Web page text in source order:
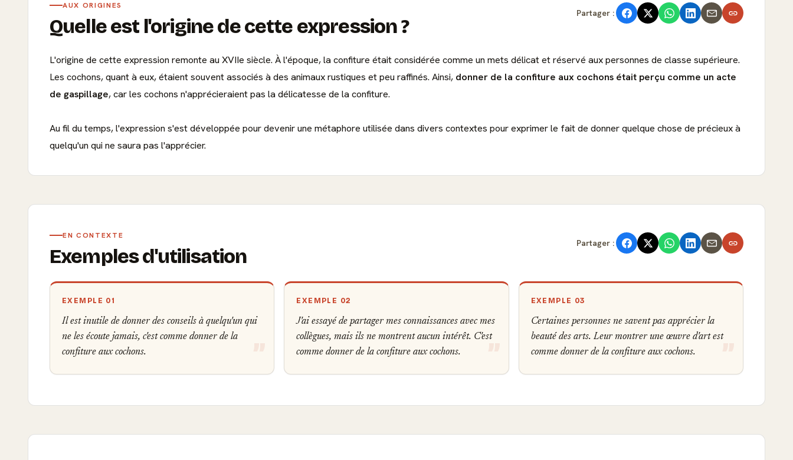
AUX ORIGINES
Quelle est l'origine de cette expression ?
Partager :
L'origine de cette expression remonte au XVIIe siècle. À l'époque, la confiture était considérée comme un mets délicat et réservé aux personnes de classe supérieure.
Les cochons, quant à eux, étaient souvent associés à des animaux rustiques et peu raffinés. Ainsi, donner de la confiture aux cochons était perçu comme un acte
de gaspillage, car les cochons n'apprécieraient pas la délicatesse de la confiture.
Au fil du temps, l'expression s'est développée pour devenir une métaphore utilisée dans divers contextes pour exprimer le fait de donner quelque chose de précieux à
quelqu'un qui ne saura pas l'apprécier.
EN CONTEXTE
Exemples d'utilisation
Partager :
EXEMPLE 01
Il est inutile de donner des conseils à quelqu'un qui
ne les écoute jamais, c'est comme donner de la
confiture aux cochons.
EXEMPLE 02
J'ai essayé de partager mes connaissances avec mes
collègues, mais ils ne montrent aucun intérêt. C'est
comme donner de la confiture aux cochons.
EXEMPLE 03
Certaines personnes ne savent pas apprécier la
beauté des arts. Leur montrer une œuvre d'art est
comme donner de la confiture aux cochons.